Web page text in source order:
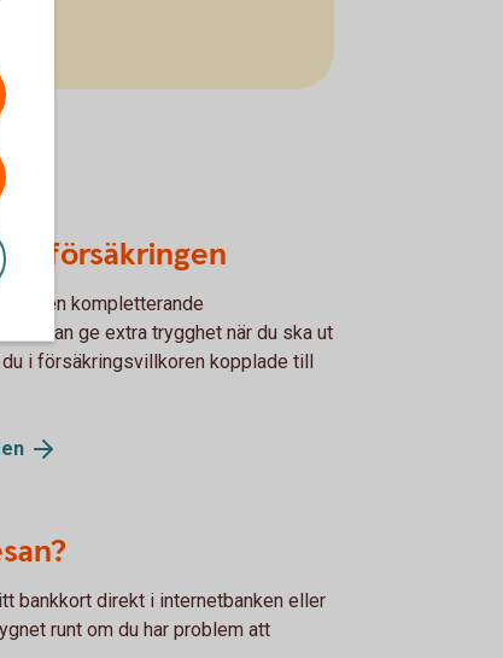
du den kompletterande
. Den kan ge extra trygghet när du ska ut
i försäkringsvillkoren kopplade till
bankkort direkt i internetbanken eller
runt om du har problem att